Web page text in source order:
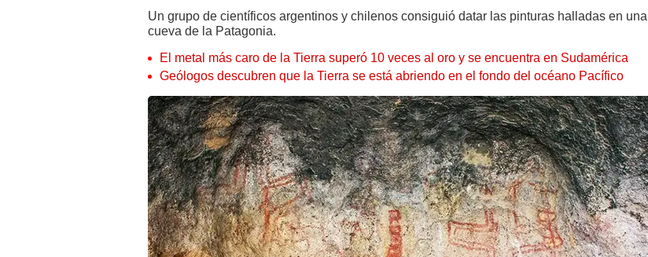
Un grupo de científicos argentinos y chilenos consiguió datar las pinturas halladas en una
cueva de la Patagonia.
El metal más caro de la Tierra superó 10 veces al oro y se encuentra en Sudamérica
Geólogos descubren que la Tierra se está abriendo en el fondo del océano Pacífico